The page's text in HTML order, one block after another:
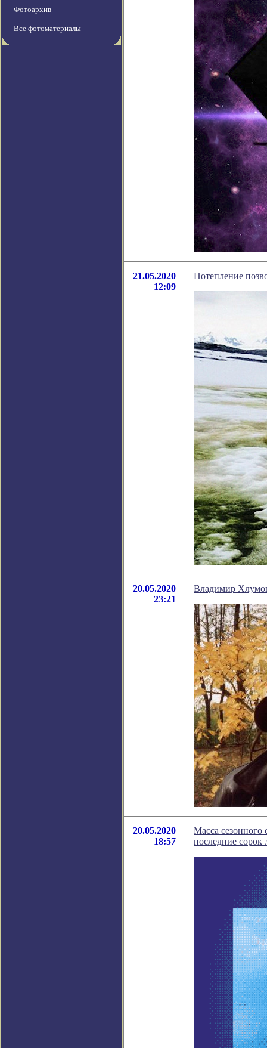
Фотоархив
Все фотоматериалы
21.05.2020
12:09
Потепление
20.05.2020
23:21
Владимир
20.05.2020
18:57
Масса сезонного
последние сорок